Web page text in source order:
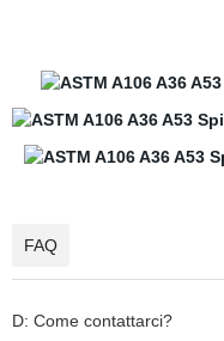
FAQ
D: Come contattarci?